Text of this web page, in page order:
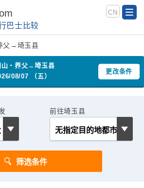
巴士比较
CN
父→埼玉县
山・养父→埼玉县
08/07 （五）
更改条件
前往埼玉县